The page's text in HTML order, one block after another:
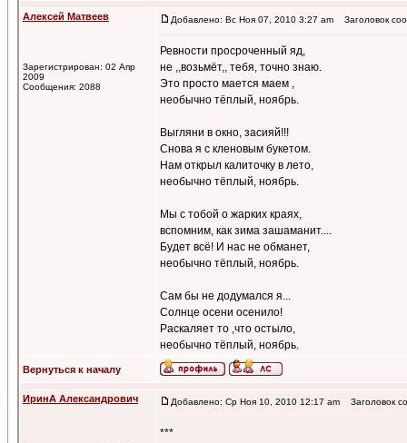
Алексей Матвеев
Зарегистрирован: 02 Апр
2009
Сообщения: 2088
Добавлено: Вс Ноя 07, 2010 3:27 am Заголовок
Ревности просроченный яд,
не ,,возьмёт,, тебя, точно знаю.
Это просто мается маем ,
необычно тёплый, ноябрь.
Выгляни в окно, засияй!!!
Снова я с кленовым букетом.
Нам открыл калиточку в лето,
необычно тёплый, ноябрь.
Мы с тобой о жарких краях,
вспомним, как зима зашаманит....
Будет всё! И нас не обманет,
необычно тёплый, ноябрь.
Сам бы не додумался я...
Солнце осени осенило!
Раскаляет то ,что остыло,
необычно тёплый, ноябрь.
Вернуться к началу
ИринА Александрович Добавлено: Ср Ноя 10, 2010 12:17 am Заголовок
***